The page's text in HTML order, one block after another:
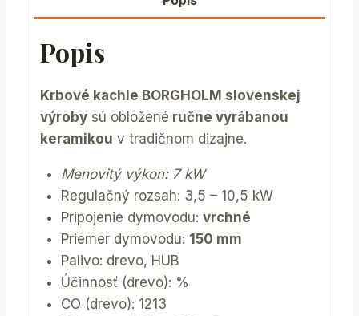
Popis
Krbové kachle BORGHOLM slovenskej
výroby sú obložené ručne vyrábanou
keramikou v tradičnom dizajne.
Menovitý výkon: 7 kW
Regulačný rozsah: 3,5 – 10,5 kW
Pripojenie dymovodu: vrchné
Priemer dymovodu: 150 mm
Palivo: drevo, HUB
Účinnosť (drevo): %
CO (drevo): 1213